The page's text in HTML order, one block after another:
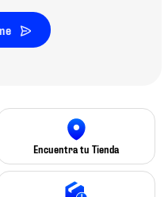
Encuentra tu Tienda